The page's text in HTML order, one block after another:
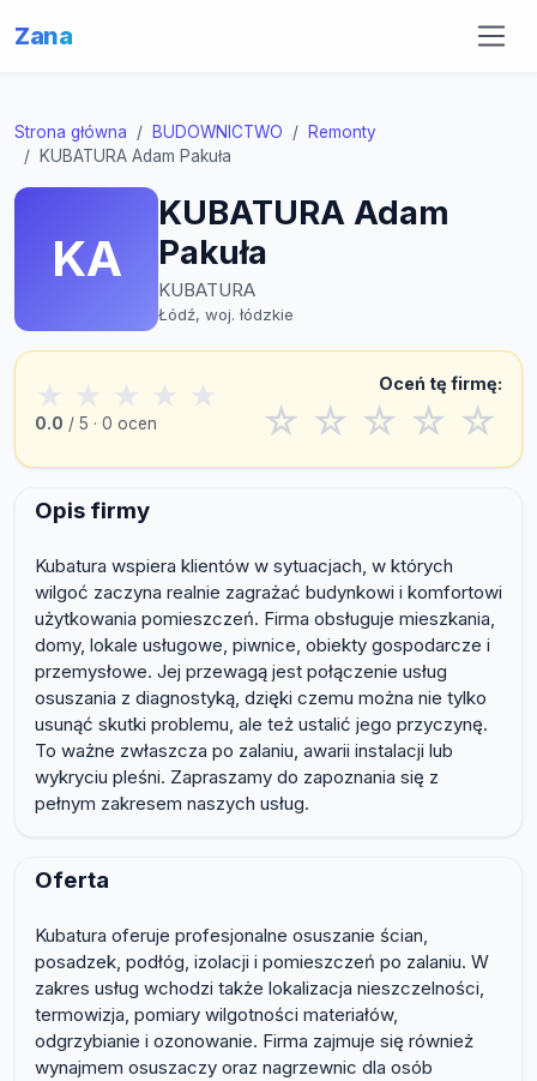
Zana
Strona główna BUDOWNICTWO
Remonty
KUBATURA Adam Pakuła
KA
KUBATURA Adam
Pakuła
KUBATURA
Łódź, woj. łódzkie
★ ★ ★ ★ ★
0.0 / 5 · 0 ocen
Oceń tę firmę:
☆ ☆ ☆ ☆ ☆
Opis firmy
Kubatura wspiera klientów w sytuacjach, w których
wilgoć zaczyna realnie zagrażać budynkowi i komfortowi
użytkowania pomieszczeń. Firma obsługuje mieszkania,
domy, lokale usługowe, piwnice, obiekty gospodarcze i
przemysłowe. Jej przewagą jest połączenie usług
osuszania z diagnostyką, dzięki czemu można nie tylko
usunąć skutki problemu, ale też ustalić jego przyczynę.
To ważne zwłaszcza po zalaniu, awarii instalacji lub
wykryciu pleśni. Zapraszamy do zapoznania się z
pełnym zakresem naszych usług.
Oferta
Kubatura oferuje profesjonalne osuszanie ścian,
posadzek, podłóg, izolacji i pomieszczeń po zalaniu. W
zakres usług wchodzi także lokalizacja nieszczelności,
termowizja, pomiary wilgotności materiałów,
odgrzybianie i ozonowanie. Firma zajmuje się również
wynajmem osuszaczy oraz nagrzewnic dla osób